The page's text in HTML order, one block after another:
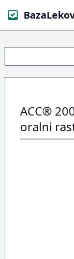
ACC®
oralni